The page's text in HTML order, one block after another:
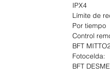
IPX4
Límite de
Por tiempo
Control
BFT
Fotocelda:
BFT